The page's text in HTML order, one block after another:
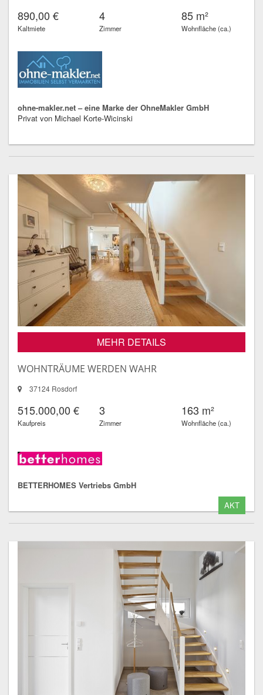
890,00 €
Kaltmiete
4
Zimmer
85 m²
Wohnfläche (ca.)
ohne-makler.net – eine Marke der OhneMakler GmbH
Privat von Michael Korte-Wicinski
MEHR DETAILS
WOHNTRÄUME WERDEN WAHR
37124 Rosdorf
515.000,00 €
Kaufpreis
3
Zimmer
163 m²
Wohnfläche (ca.)
BETTERHOMES Vertriebs GmbH
AKT